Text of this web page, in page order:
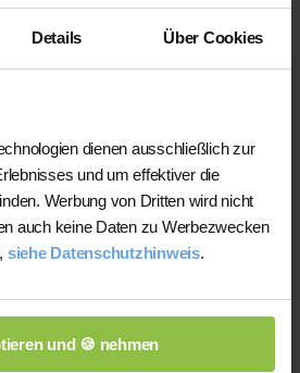
Details Über Cookies
dienen ausschließlich zur
und um effektiver die
Werbung von Dritten wird nicht
auch keine Daten zu Werbezwecken
siehe Datenschutzhinweis.
und 🍪 nehmen
und privater
vor der
werden.
unterstützt Sie dabei,
eine zu Ihrem Bedarf
Sie auf Wunsch bei der
anderen Lehrkraft